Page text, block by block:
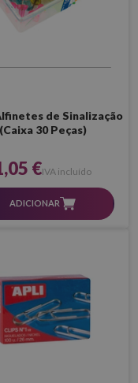
de Sinalização
(Caixa 30 Peças)
€IVA incluído
ADICIONAR